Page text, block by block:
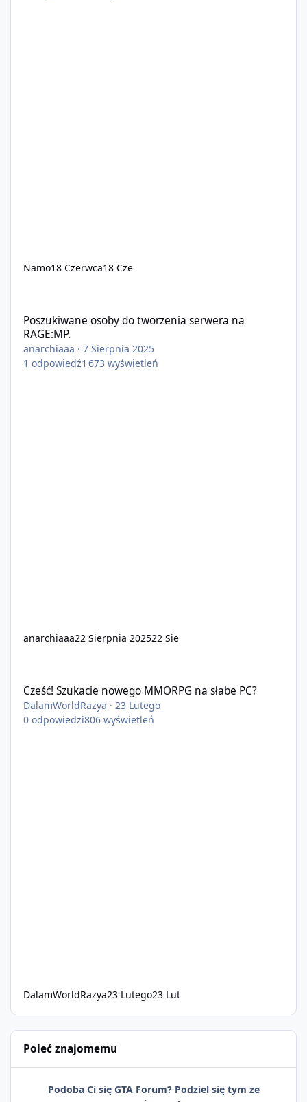
Namo18 Czerwca18 Cze
Poszukiwane osoby do tworzenia serwera na
RAGE:MP.
anarchiaaa ·7 Sierpnia 2025
1 odpowiedź1 673 wyświetleń
anarchiaaa22 Sierpnia 202522 Sie
Cześć! Szukacie nowego MMORPG na słabe PC?
DalamWorldRazya ·23 Lutego
0 odpowiedzi806 wyświetleń
DalamWorldRazya23 Lutego23 Lut
Poleć znajomemu
Podoba Ci się GTA Forum? Podziel się tym ze